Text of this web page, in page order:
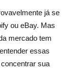
já se
ou eBay. Mas
mercado tem
essas
sua